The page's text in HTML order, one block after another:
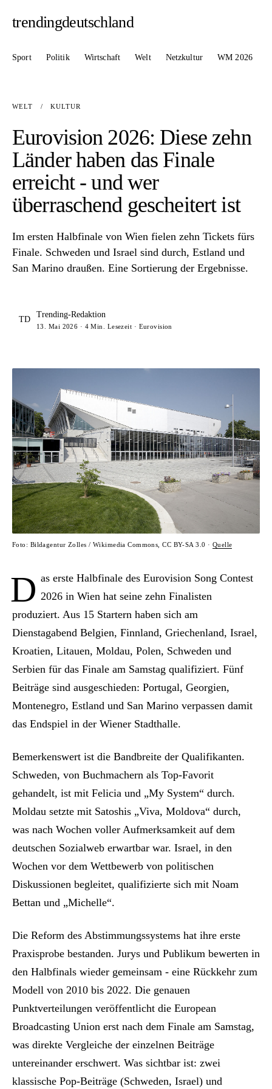
trendingdeutschland
Sport Politik Wirtschaft Welt Netzkultur WM 2026
WELT / KULTUR
Eurovision 2026: Diese zehn
Länder haben das Finale
erreicht - und wer
überraschend gescheitert ist
Im ersten Halbfinale von Wien fielen zehn Tickets fürs
Finale. Schweden und Israel sind durch, Estland und
San Marino draußen. Eine Sortierung der Ergebnisse.
TD
Trending-Redaktion
13. Mai 2026 · 4 Min. Lesezeit · Eurovision
Foto: Bildagentur Zolles / Wikimedia Commons, CC BY-SA 3.0 · Quelle
D as erste Halbfinale des Eurovision Song Contest
2026 in Wien hat seine zehn Finalisten
produziert. Aus 15 Startern haben sich am
Dienstagabend Belgien, Finnland, Griechenland, Israel,
Kroatien, Litauen, Moldau, Polen, Schweden und
Serbien für das Finale am Samstag qualifiziert. Fünf
Beiträge sind ausgeschieden: Portugal, Georgien,
Montenegro, Estland und San Marino verpassen damit
das Endspiel in der Wiener Stadthalle.
Bemerkenswert ist die Bandbreite der Qualifikanten.
Schweden, von Buchmachern als Top-Favorit
gehandelt, ist mit Felicia und „My System“ durch.
Moldau setzte mit Satoshis „Viva, Moldova“ durch,
was nach Wochen voller Aufmerksamkeit auf dem
deutschen Sozialweb erwartbar war. Israel, in den
Wochen vor dem Wettbewerb von politischen
Diskussionen begleitet, qualifizierte sich mit Noam
Bettan und „Michelle“.
Die Reform des Abstimmungssystems hat ihre erste
Praxisprobe bestanden. Jurys und Publikum bewerten in
den Halbfinals wieder gemeinsam - eine Rückkehr zum
Modell von 2010 bis 2022. Die genauen
Punktverteilungen veröffentlicht die European
Broadcasting Union erst nach dem Finale am Samstag,
was direkte Vergleiche der einzelnen Beiträge
untereinander erschwert. Was sichtbar ist: zwei
klassische Pop-Beiträge (Schweden, Israel) und